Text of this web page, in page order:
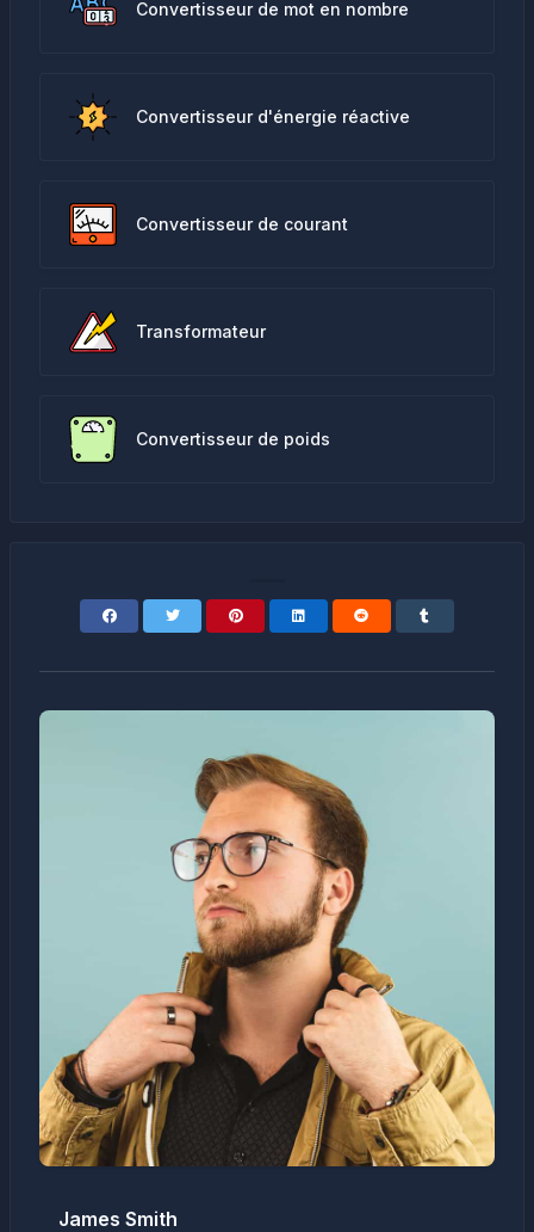
Convertisseur de mot en nombre
Convertisseur d'énergie réactive
Convertisseur de courant
Transformateur
Convertisseur de poids
James Smith